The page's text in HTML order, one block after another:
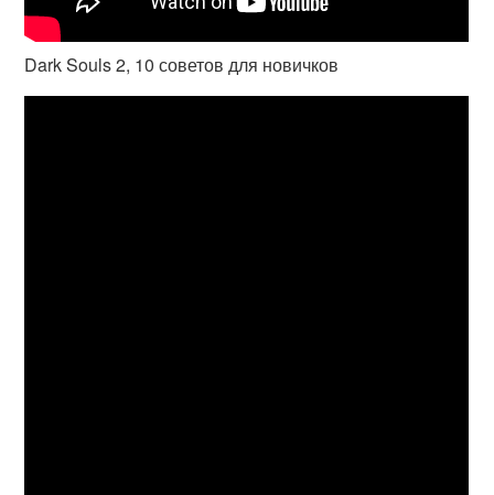
Dark Souls 2, 10 советов для новичков